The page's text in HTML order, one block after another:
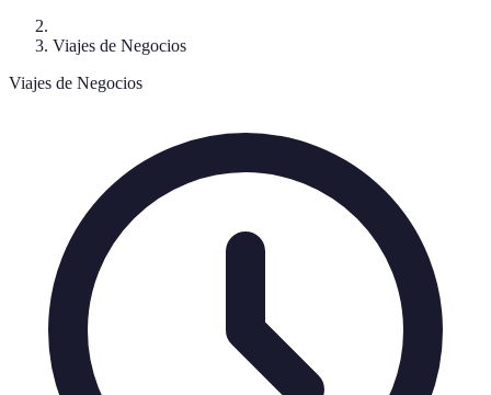
Viajes de Negocios
Viajes de Negocios